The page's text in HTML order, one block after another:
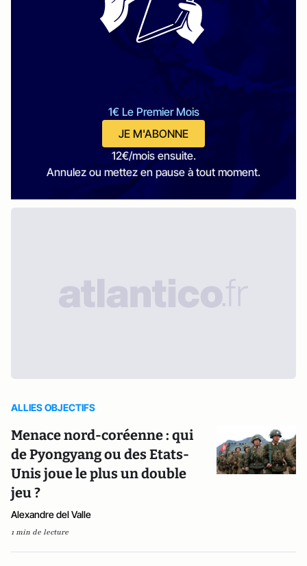
1€ Le Premier Mois
JE M'ABONNE
12€/mois ensuite.
Annulez ou mettez en pause à tout moment.
ALLIES OBJECTIFS
Menace nord-coréenne : qui
de Pyongyang ou des Etats-
Unis joue le plus un double
jeu ?
Alexandre del Valle
1 min de lecture